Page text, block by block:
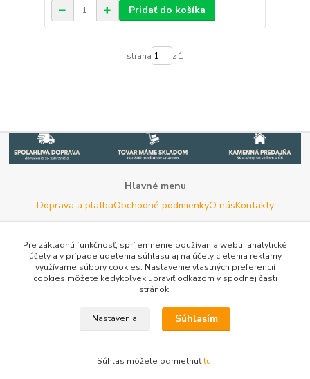
Pridať do košíka
strana z 1
Hlavné menu
Doprava a platbaObchodné podmienkyO násKontakty
Potrebujete poradiť s výberom?
Neváhajte nás kontaktovať.
Tel:+420 722 744 267- Po - Pia (8 - 16 hod)
Email: info@woodman.sk- kedykoľvek
Užitočné informácie
E-les.cz - Zahradní technika Stihl KoniceTovar.sk - porovnanie
Porovnanie cien na Pricemania.skReklamácia
Pre základnú funkčnosť, spríjemnenie používania webu, analytické
účely a v prípade udelenia súhlasu aj na účely cielenia reklamy
využívame súbory cookies. Nastavenie vlastných preferencií
cookies môžete kedykoľvek upraviť odkazom v spodnej časti
stránok.
Nastavenia Súhlasím
Súhlas môžete odmietnuťtu.